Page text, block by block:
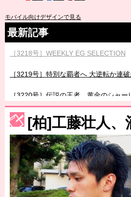
モバイル向けデザインで見る
最新記事
［3218号］WEEKLY EG SELECTION
［3219号］特別な覇者へ 大逆転か連
［3220号］伝説の王者、黄金のシャー
［3230号］世界一への夢は終わらない
［3223号］一丸。日本出陣
［3222号］史上最大のW杯開幕 注目
[柏]工藤壮人、